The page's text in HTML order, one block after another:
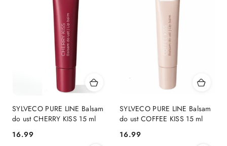
SYLVECO PURE LINE Balsam
do ust CHERRY KISS 15 ml
Cena:
16.99
SYLVECO PURE LINE Balsam
do ust COFFEE KISS 15 ml
Cena:
16.99